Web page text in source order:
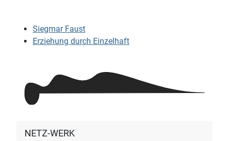
Siegmar Faust
Erziehung durch Einzelhaft
NETZ-WERK